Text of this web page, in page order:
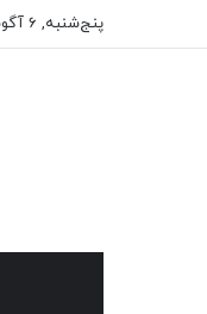
پنج‌شنبه, 6 آگوست 2026